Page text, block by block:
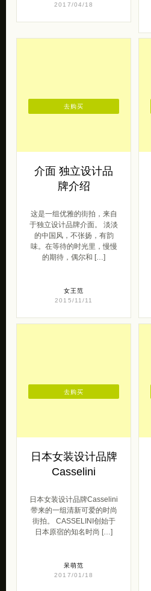
2017/04/18
介面 独立设计品
牌介绍
这是一组优雅的街拍，来自
于独立设计品牌介面。 淡淡
的中国风，不张扬，有韵
味。在等待的时光里，慢慢
的期待，偶尔和 […]
女王范
2015/11/11
去购买
日本女装设计品牌
Casselini
日本女装设计品牌Casselini
带来的一组清新可爱的时尚
街拍。 CASSELINI创始于
日本原宿的知名时尚 […]
呆萌范
2017/01/18
去购买